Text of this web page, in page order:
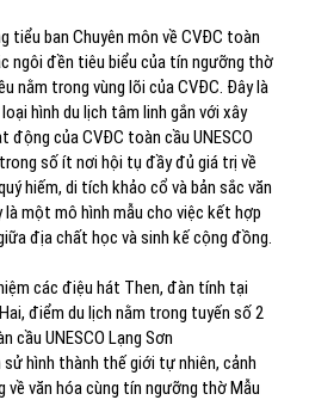
tiểu ban Chuyên môn về CVĐC toàn
ngôi đền tiêu biểu của tín ngưỡng thờ
nằm trong vùng lõi của CVĐC. Đây là
hình du lịch tâm linh gắn với xây
động của CVĐC toàn cầu UNESCO
số ít nơi hội tụ đầy đủ giá trị về
hiếm, di tích khảo cổ và bản sắc văn
một mô hình mẫu cho việc kết hợp
địa chất học và sinh kế cộng đồng.
các điệu hát Then, đàn tính tại
điểm du lịch nằm trong tuyến số 2
cầu UNESCO Lạng Sơn
hình thành thế giới tự nhiên, cảnh
về văn hóa cùng tín ngưỡng thờ Mẫu